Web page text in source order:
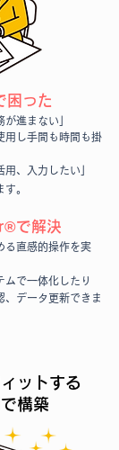
困った​
が進まない​」
用し手間も時間も掛
用、入力したい」
。
で解決​
る直感的操作を実
ムで一体化​したり​
、データ更新​できま
ットする
構築​